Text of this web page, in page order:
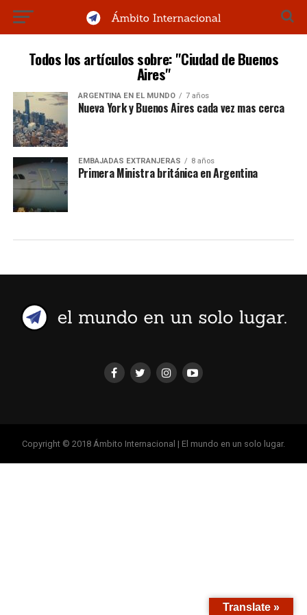
Todos los artículos sobre: "Ciudad de Buenos
Aires"
ARGENTINA EN EL MUNDO 7 años
Nueva York y Buenos Aires cada vez mas cerca
EMBAJADAS EXTRANJERAS 8 años
Primera Ministra británica en Argentina
Copyright © 2018 Ámbito Internacional | El mundo en un solo lugar.
Translate »